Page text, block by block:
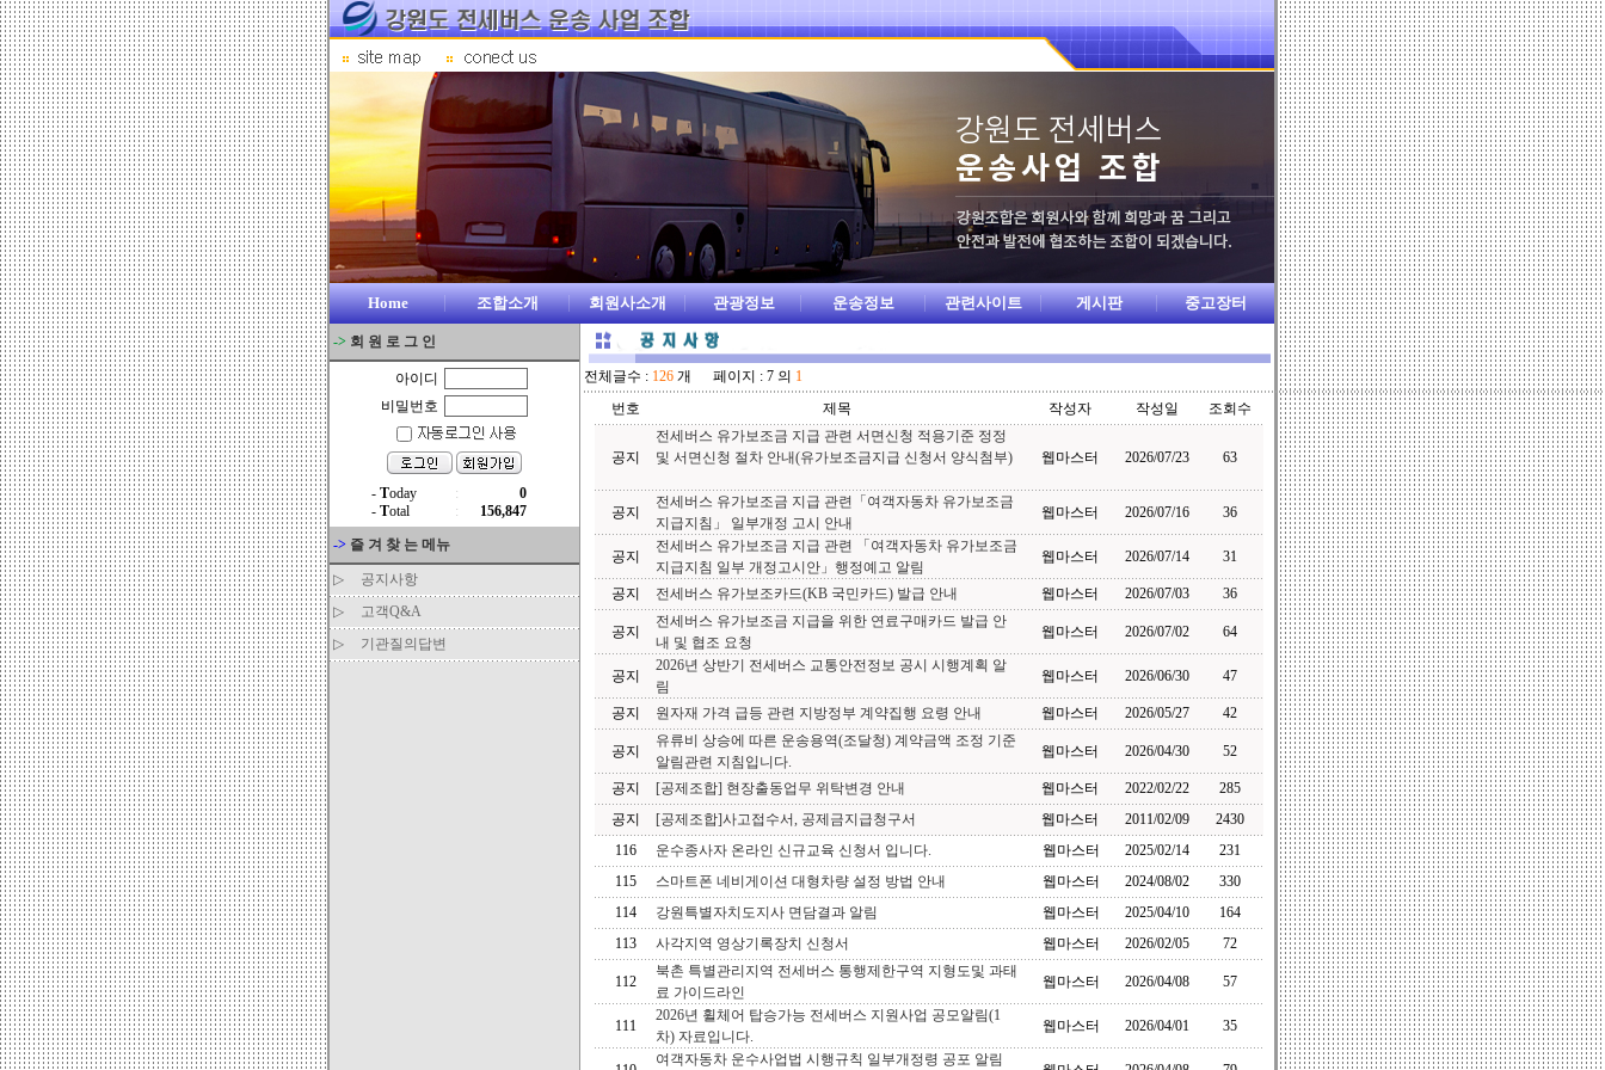
Home 조합소개 회원사소개 관광정보 운송정보 관련사이트 게시판 중고장터
-> 회 원 로 그 인
아이디
비밀번호
-> 즐 겨 찾 는 메뉴
▷
공지사항
▷
고객Q&A
▷
기관질의답변
전체글수 : 126 개 페이지 : 7 의 1
번호
제목 작성자 작성일 조회수
공지
전세버스 유가보조금 지급 관련 서면신청 적용기준 정정
및 서면신청 절차 안내(유가보조금지급 신청서 양식첨부)
웹마스터 2026/07/23 63
공지
전세버스 유가보조금 지급 관련「여객자동차 유가보조금
지급지침」 일부개정 고시 안내
웹마스터 2026/07/16 36
공지
전세버스 유가보조금 지급 관련 「여객자동차 유가보조금
지급지침 일부 개정고시안」행정예고 알림
웹마스터 2026/07/14 31
공지 전세버스 유가보조카드(KB 국민카드) 발급 안내 웹마스터 2026/07/03 36
공지
전세버스 유가보조금 지급을 위한 연료구매카드 발급 안
내 및 협조 요청
웹마스터 2026/07/02 64
공지
2026년 상반기 전세버스 교통안전정보 공시 시행계획 알
림
웹마스터 2026/06/30 47
공지 원자재 가격 급등 관련 지방정부 계약집행 요령 안내 웹마스터 2026/05/27 42
공지
유류비 상승에 따른 운송용역(조달청) 계약금액 조정 기준
알림관련 지침입니다.
웹마스터 2026/04/30 52
공지 [공제조합] 현장출동업무 위탁변경 안내 웹마스터 2022/02/22
285
공지
[공제조합]사고접수서, 공제금지급청구서 웹마스터 2011/02/09
2430
116
운수종사자 온라인 신규교육 신청서 입니다. 웹마스터 2025/02/14
231
115
스마트폰 네비게이션 대형차량 설정 방법 안내 웹마스터 2024/08/02
330
114
강원특별자치도지사 면담결과 알림 웹마스터 2025/04/10
164
113
사각지역 영상기록장치 신청서 웹마스터 2026/02/05 72
112
북촌 특별관리지역 전세버스 통행제한구역 지형도및 과태
료 가이드라인
웹마스터 2026/04/08 57
111
2026년 휠체어 탑승가능 전세버스 지원사업 공모알림(1
차) 자료입니다.
웹마스터 2026/04/01 35
여객자동차 운수사업법 시행규칙 일부개정령 공포 알림